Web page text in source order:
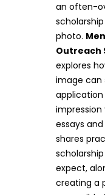
an often-
photo.
Outreach
explores
image can
impression
essays
shares
expect,
creating a